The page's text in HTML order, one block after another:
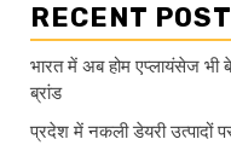
RECENT
भारत में अब होम एप्लायंसेज भी
ब्रांड
प्रदेश में नकली डेयरी उत्पादों